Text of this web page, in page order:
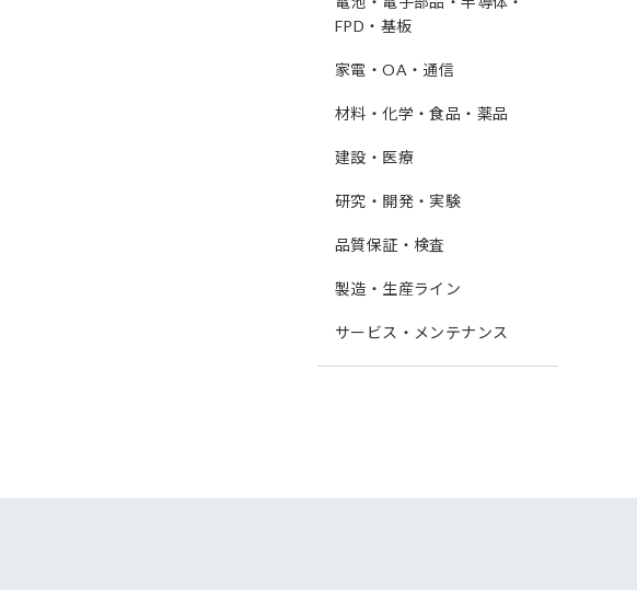
FPD・基板
家電・OA・通信
材料・化学・食品・薬品
建設・医療
研究・開発・実験
品質保証・検査
製造・生産ライン
サービス・メンテナンス